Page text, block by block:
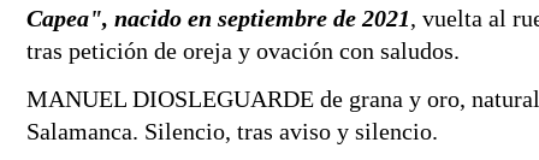
Capea", nacido en septiembre de 2021, vuelta al
tras petición de oreja y ovación con saludos.
MANUEL DIOSLEGUARDE de grana y oro,
Salamanca. Silencio, tras aviso y silencio.